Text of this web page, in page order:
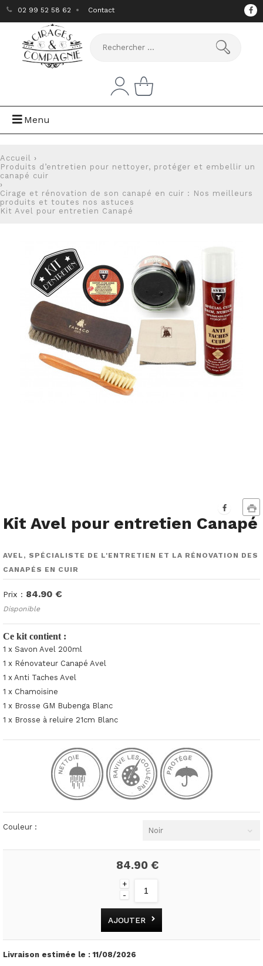
02 99 52 58 62 Contact
Menu
Accueil ›
Produits d’entretien pour nettoyer, protéger et embellir un
canapé cuir
›
Cirage et rénovation de son canapé en cuir : Nos meilleurs
produits et toutes nos astuces
Kit Avel pour entretien Canapé
Kit Avel pour entretien Canapé
AVEL, SPÉCIALISTE DE L'ENTRETIEN ET LA RÉNOVATION DES
CANAPÉS EN CUIR
Prix : 84.90 €
Disponible
Ce kit contient :
1 x Savon Avel 200ml
1 x Rénovateur Canapé Avel
1 x Anti Taches Avel
1 x Chamoisine
1 x Brosse GM Bubenga Blanc
1 x Brosse à reluire 21cm Blanc
Couleur : Noir
84.90 €
+
-
AJOUTER
Livraison estimée le :11/08/2026